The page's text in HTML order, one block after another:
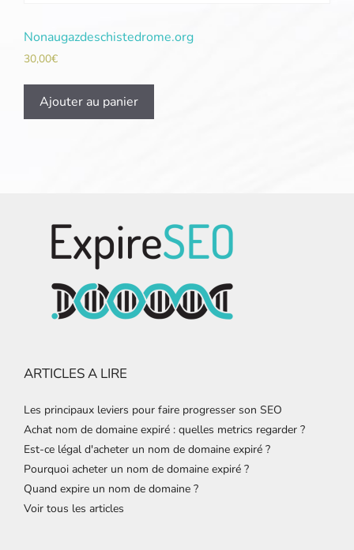
Nonaugazdeschistedrome.org
30,00€
Ajouter au panier
ARTICLES A LIRE
Les principaux leviers pour faire progresser son SEO
Achat nom de domaine expiré : quelles metrics regarder ?
Est-ce légal d'acheter un nom de domaine expiré ?
Pourquoi acheter un nom de domaine expiré ?
Quand expire un nom de domaine ?
Voir tous les articles